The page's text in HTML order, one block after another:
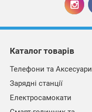
Каталог товарів
Телефони та Аксесуари
Зарядні станції
Електросамокати